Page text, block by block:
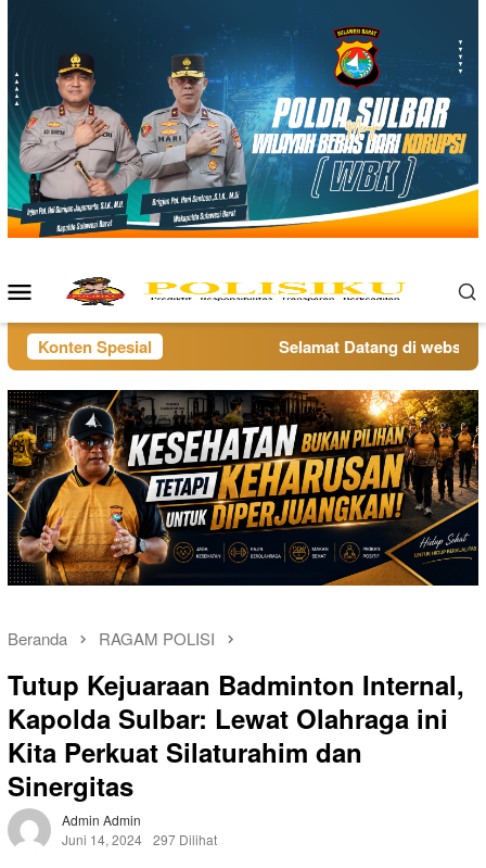
Menu
Mobile
Konten Spesial Selamat Datang di website
Beranda RAGAM POLISI
Tutup Kejuaraan Badminton Internal,
Kapolda Sulbar: Lewat Olahraga ini
Kita Perkuat Silaturahim dan
Sinergitas
Admin Admin
Juni 14, 2024 297 Dilihat